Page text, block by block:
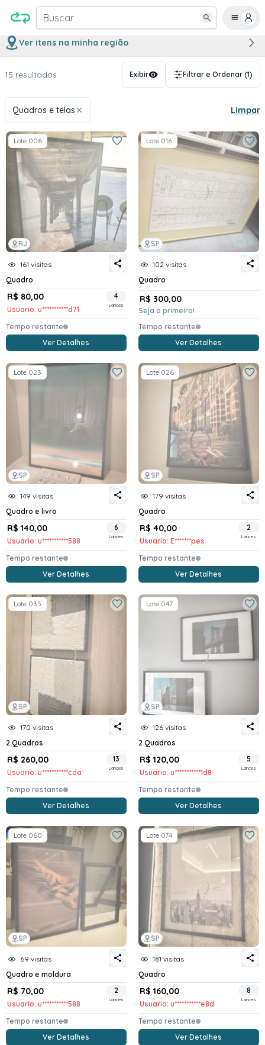
Buscar
Ver itens na minha região
15 resultados Exibir Filtrar e Ordenar (1)
Quadros e telas Limpar
RJ
Lote 006
161 visitas
Quadro
R$ 80,00
Usuario: u***********d71
4
Lances
Tempo restante
Ver Detalhes
SP
Lote 016
102 visitas
Quadro
R$ 300,00
Seja o primeiro!
Tempo restante
Ver Detalhes
SP
Lote 023
149 visitas
Quadro e livro
R$ 140,00
Usuario: u***********588
6
Lances
Tempo restante
Ver Detalhes
SP
Lote 026
179 visitas
Quadro
R$ 40,00
Usuario: E*******pes
2
Lances
Tempo restante
Ver Detalhes
SP
Lote 035
170 visitas
2 Quadros
R$ 260,00
Usuario: u***********cda
13
Lances
Tempo restante
Ver Detalhes
SP
Lote 047
126 visitas
2 Quadros
R$ 120,00
Usuario: u***********1d8
5
Lances
Tempo restante
Ver Detalhes
SP
Lote 060
69 visitas
Quadro e moldura
R$ 70,00
Usuario: u***********588
2
Lances
Tempo restante
Ver Detalhes
SP
Lote 074
181 visitas
Quadro
R$ 160,00
Usuario: u***********e8d
8
Lances
Tempo restante
Ver Detalhes